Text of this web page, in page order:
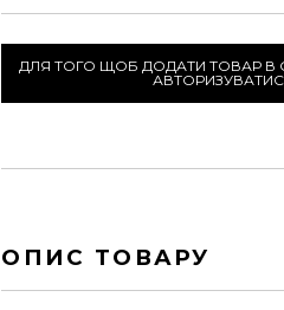
ДЛЯ ТОГО ЩОБ ДОДАТИ ТОВАР В
ОПИС ТОВАРУ